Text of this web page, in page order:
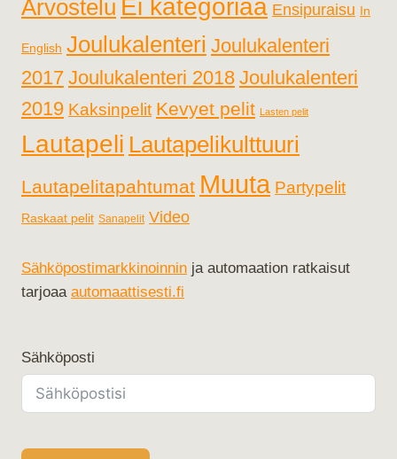
Arvostelu Ei kategoriaa Ensipuraisu In
English Joulukalenteri Joulukalenteri
2017 Joulukalenteri 2018 Joulukalenteri
2019 Kaksinpelit Kevyet pelit Lasten pelit
Lautapeli Lautapelikulttuuri
Lautapelitapahtumat Muuta Partypelit
Raskaat pelit Sanapelit Video
Sähköpostimarkkinoinnin ja automaation ratkaisut
tarjoaa automaattisesti.fi
Sähköposti